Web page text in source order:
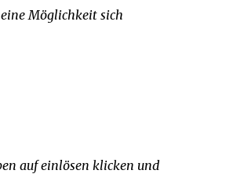
Möglichkeit sich
auf einlösen klicken und